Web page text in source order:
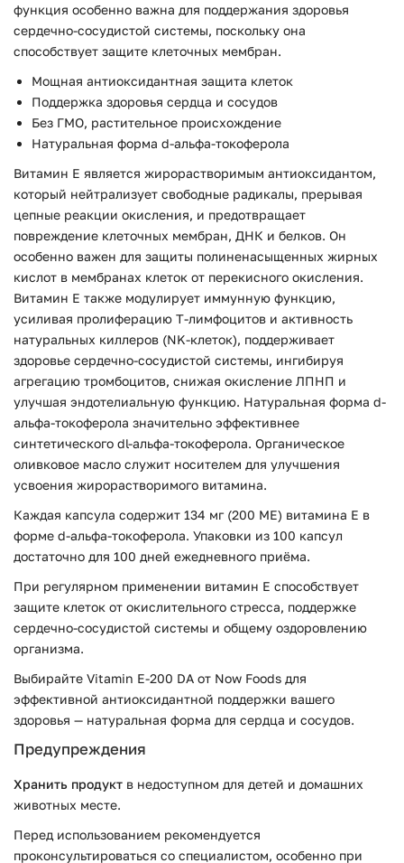
функция особенно важна для поддержания здоровья
сердечно-сосудистой системы, поскольку она
способствует защите клеточных мембран.
Мощная антиоксидантная защита клеток
Поддержка здоровья сердца и сосудов
Без ГМО, растительное происхождение
Натуральная форма d-альфа-токоферола
Витамин E является жирорастворимым антиоксидантом,
который нейтрализует свободные радикалы, прерывая
цепные реакции окисления, и предотвращает
повреждение клеточных мембран, ДНК и белков. Он
особенно важен для защиты полиненасыщенных жирных
кислот в мембранах клеток от перекисного окисления.
Витамин E также модулирует иммунную функцию,
усиливая пролиферацию Т-лимфоцитов и активность
натуральных киллеров (NK-клеток), поддерживает
здоровье сердечно-сосудистой системы, ингибируя
агрегацию тромбоцитов, снижая окисление ЛПНП и
улучшая эндотелиальную функцию. Натуральная форма d-
альфа-токоферола значительно эффективнее
синтетического dl-альфа-токоферола. Органическое
оливковое масло служит носителем для улучшения
усвоения жирорастворимого витамина.
Каждая капсула содержит 134 мг (200 МЕ) витамина E в
форме d-альфа-токоферола. Упаковки из 100 капсул
достаточно для 100 дней ежедневного приёма.
При регулярном применении витамин E способствует
защите клеток от окислительного стресса, поддержке
сердечно-сосудистой системы и общему оздоровлению
организма.
Выбирайте Vitamin E-200 DA от Now Foods для
эффективной антиоксидантной поддержки вашего
здоровья — натуральная форма для сердца и сосудов.
Предупреждения
Хранить продукт в недоступном для детей и домашних
животных месте.
Перед использованием рекомендуется
проконсультироваться со специалистом, особенно при